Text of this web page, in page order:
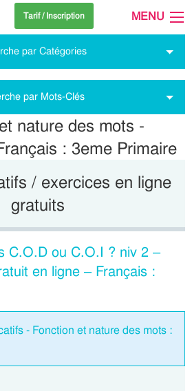
Tarif / Inscription MENU
par Catégories
par Mots-Clés
nature des mots -
: 3eme Primaire
/ exercices en ligne
gratuits
C.O.D ou C.O.I ? niv 2 –
en ligne – Français :
- Fonction et nature des mots :